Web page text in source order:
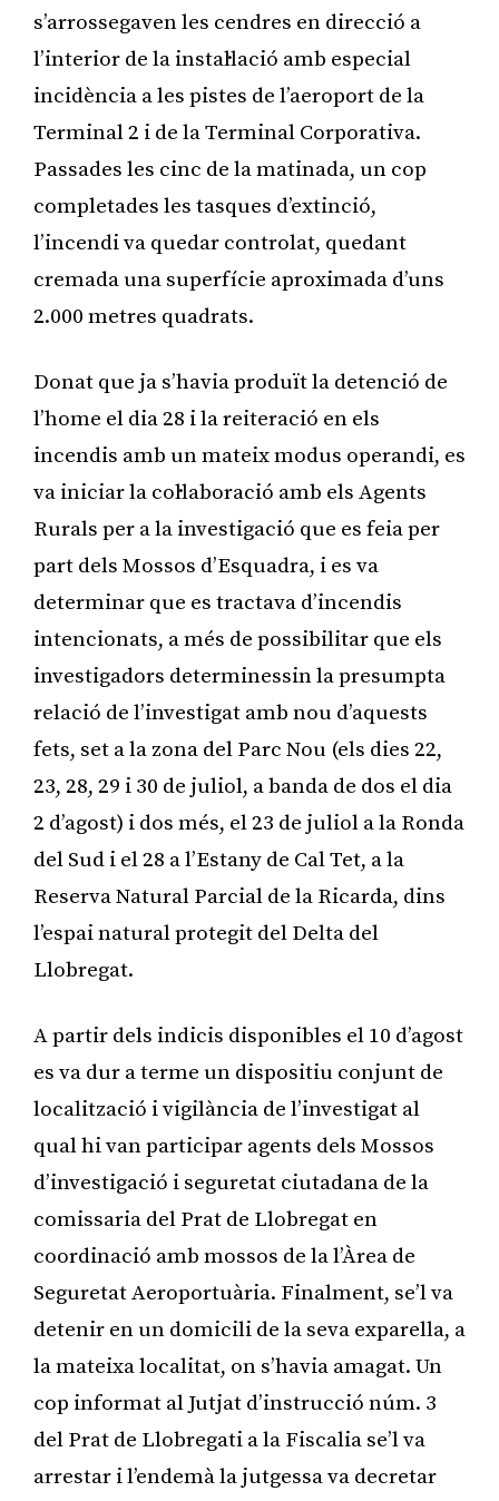
s’arrossegaven les cendres en direcció a
l’interior de la instal·lació amb especial
incidència a les pistes de l’aeroport de la
Terminal 2 i de la Terminal Corporativa.
Passades les cinc de la matinada, un cop
completades les tasques d’extinció,
l’incendi va quedar controlat, quedant
cremada una superfície aproximada d’uns
2.000 metres quadrats.
Donat que ja s’havia produït la detenció de
l’home el dia 28 i la reiteració en els
incendis amb un mateix modus operandi, es
va iniciar la col·laboració amb els Agents
Rurals per a la investigació que es feia per
part dels Mossos d’Esquadra, i es va
determinar que es tractava d’incendis
intencionats, a més de possibilitar que els
investigadors determinessin la presumpta
relació de l’investigat amb nou d’aquests
fets, set a la zona del Parc Nou (els dies 22,
23, 28, 29 i 30 de juliol, a banda de dos el dia
2 d’agost) i dos més, el 23 de juliol a la Ronda
del Sud i el 28 a l’Estany de Cal Tet, a la
Reserva Natural Parcial de la Ricarda, dins
l’espai natural protegit del Delta del
Llobregat.
A partir dels indicis disponibles el 10 d’agost
es va dur a terme un dispositiu conjunt de
localització i vigilància de l’investigat al
qual hi van participar agents dels Mossos
d’investigació i seguretat ciutadana de la
comissaria del Prat de Llobregat en
coordinació amb mossos de la l’Àrea de
Seguretat Aeroportuària. Finalment, se’l va
detenir en un domicili de la seva exparella, a
la mateixa localitat, on s’havia amagat. Un
cop informat al Jutjat d’instrucció núm. 3
del Prat de Llobregati a la Fiscalia se’l va
arrestar i l’endemà la jutgessa va decretar